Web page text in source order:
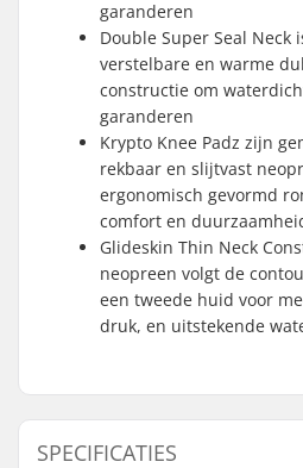
garanderen
Double Super Seal Neck
verstelbare en warme
constructie om
garanderen
Krypto Knee Padz zijn
rekbaar en slijtvast
ergonomisch gevormd
comfort en
Glideskin Thin Neck
neopreen volgt de
een tweede huid voor
druk, en uitstekende
SPECIFICATIES